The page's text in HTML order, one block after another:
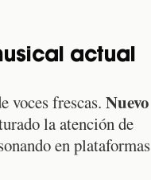
actual
voces frescas. Nuevo
la atención de
en plataformas